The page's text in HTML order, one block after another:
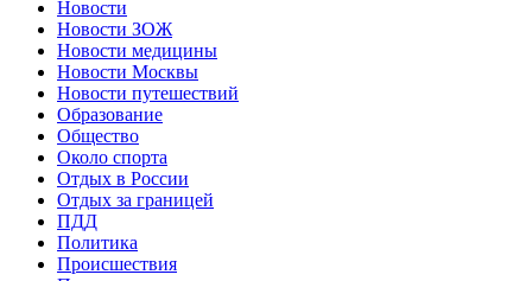
Новости
Новости ЗОЖ
Новости медицины
Новости Москвы
Новости путешествий
Образование
Общество
Около спорта
Отдых в России
Отдых за границей
ПДД
Политика
Происшествия